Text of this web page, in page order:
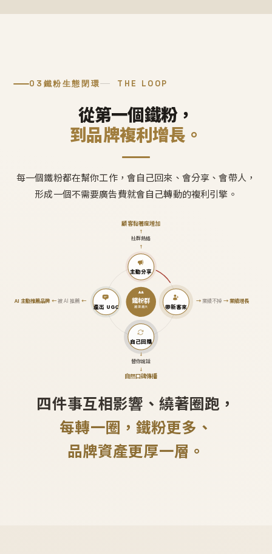
03 鐵粉生態閉環 THE LOOP
從第一個鐵粉，
到品牌複利增長。
每一個鐵粉都在幫你工作，會自己回來、會分享、會帶人，
形成一個不需要廣告費就會自己轉動的複利引擎。
鐵粉群
越滾越大
主動分享
↑
社群熱絡
↑
顧客黏著度增加
帶新客來
→業績不掉 →業績增長
自己回購
↓
替你說話
↓
自然口碑傳播
產出 UGC
AI 主動推薦品牌←被 AI 推薦 ←
四件事互相影響、繞著圈跑，
每轉一圈，鐵粉更多、
品牌資產更厚一層。